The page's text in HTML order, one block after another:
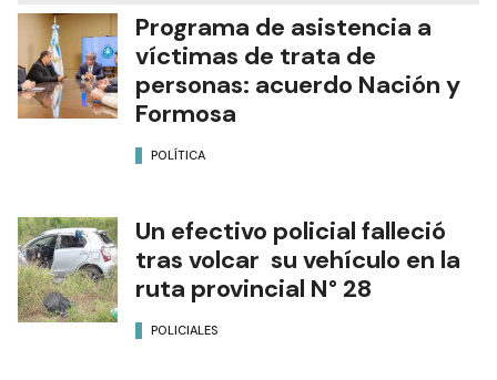
Programa de asistencia a
víctimas de trata de
personas: acuerdo Nación y
Formosa
POLÍTICA
Un efectivo policial falleció
tras volcar su vehículo en la
ruta provincial N° 28
POLICIALES